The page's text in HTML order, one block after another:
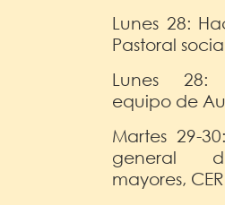
Lunes 28:
Pastoral
Lunes 28:
equipo de
Martes 29-
general
mayores, CER